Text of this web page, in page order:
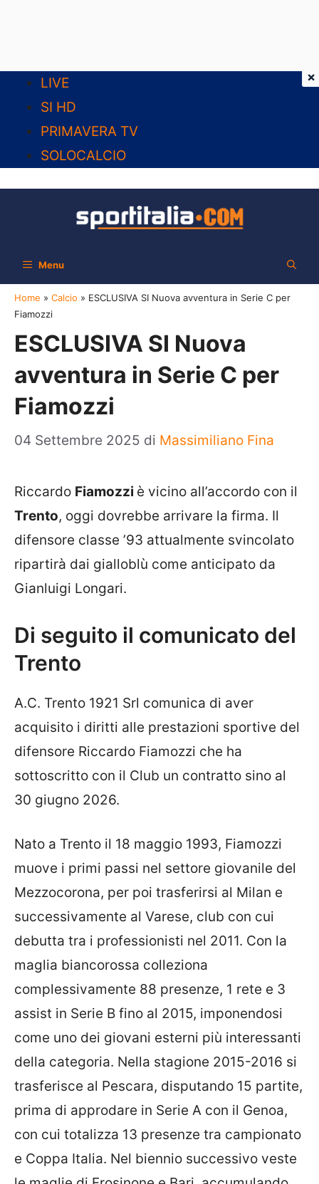
contenuto
LIVE
SI HD
PRIMAVERA TV
SOLOCALCIO
Menu
Home » Calcio » ESCLUSIVA SI Nuova avventura in Serie C per
Fiamozzi
ESCLUSIVA SI Nuova
avventura in Serie C per
Fiamozzi
04 Settembre 2025 di Massimiliano Fina
Riccardo Fiamozzi è vicino all’accordo con il
Trento, oggi dovrebbe arrivare la firma. Il
difensore classe ’93 attualmente svincolato
ripartirà dai gialloblù come anticipato da
Gianluigi Longari.
Di seguito il comunicato del
Trento
A.C. Trento 1921 Srl comunica di aver
acquisito i diritti alle prestazioni sportive del
difensore Riccardo Fiamozzi che ha
sottoscritto con il Club un contratto sino al
30 giugno 2026.
Nato a Trento il 18 maggio 1993, Fiamozzi
muove i primi passi nel settore giovanile del
Mezzocorona, per poi trasferirsi al Milan e
successivamente al Varese, club con cui
debutta tra i professionisti nel 2011. Con la
maglia biancorossa colleziona
complessivamente 88 presenze, 1 rete e 3
assist in Serie B fino al 2015, imponendosi
come uno dei giovani esterni più interessanti
della categoria. Nella stagione 2015-2016 si
trasferisce al Pescara, disputando 15 partite,
prima di approdare in Serie A con il Genoa,
con cui totalizza 13 presenze tra campionato
e Coppa Italia. Nel biennio successivo veste
×